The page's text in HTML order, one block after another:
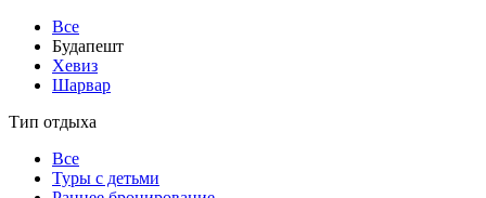
Все
Будапешт
Хевиз
Шарвар
Тип отдыха
Все
Туры с детьми